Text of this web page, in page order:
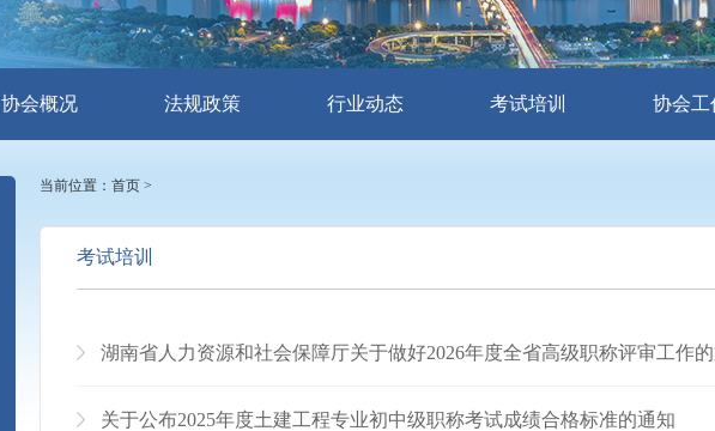
协会概况 法规政策 行业动态 考试培训 协会工
当前位置： 首页 >
考试培训
湖南省人力资源和社会保障厅关于做好2026年度全省高级职称评审工作
关于公布2025年度土建工程专业初中级职称考试成绩合格标准的通知